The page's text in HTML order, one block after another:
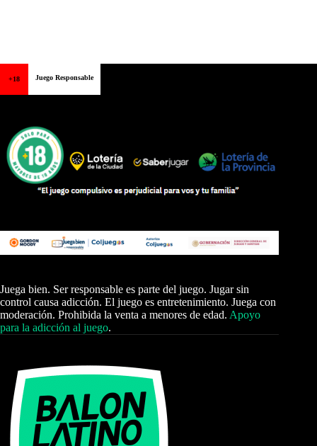
+18 Juego Responsable
Juega bien. Ser responsable es parte del juego. Jugar sin
control causa adicción. El juego es entretenimiento. Juega con
moderación. Prohibida la venta a menores de edad. Apoyo
para la adicción al juego.